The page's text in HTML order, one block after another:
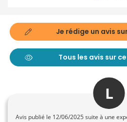
Je rédige un avis
Tous les avis sur
L
Avis publié le 12/06/2025 suite à une